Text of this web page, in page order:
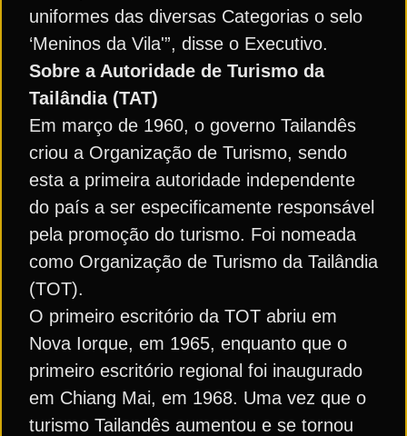
uniformes das diversas Categorias o selo
‘Meninos da Vila'”, disse o Executivo.
Sobre a Autoridade de Turismo da
Tailândia (TAT)
Em março de 1960, o governo Tailandês
criou a Organização de Turismo, sendo
esta a primeira autoridade independente
do país a ser especificamente responsável
pela promoção do turismo. Foi nomeada
como Organização de Turismo da Tailândia
(TOT).
O primeiro escritório da TOT abriu em
Nova Iorque, em 1965, enquanto que o
primeiro escritório regional foi inaugurado
em Chiang Mai, em 1968. Uma vez que o
turismo Tailandês aumentou e se tornou